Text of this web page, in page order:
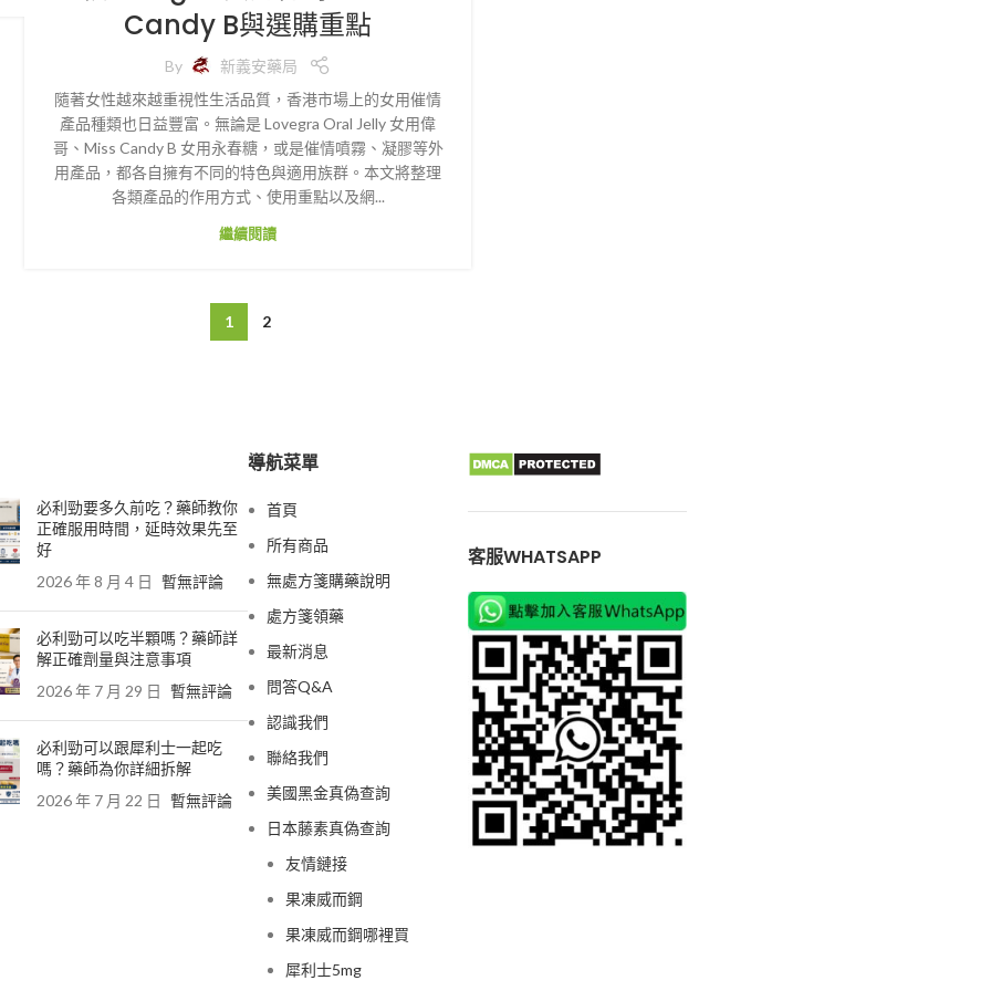
Candy B與選購重點
By
新義安藥局
隨著女性越來越重視性生活品質，香港市場上的女用催情
產品種類也日益豐富。無論是 Lovegra Oral Jelly 女用偉
哥、Miss Candy B 女用永春糖，或是催情噴霧、凝膠等外
用產品，都各自擁有不同的特色與適用族群。本文將整理
各類產品的作用方式、使用重點以及網...
繼續閱讀
1 2
必利勁要多久前吃？藥師教你
正確服用時間，延時效果先至
好
2026 年 8 月 4 日 暫無評論
必利勁可以吃半顆嗎？藥師詳
解正確劑量與注意事項
2026 年 7 月 29 日 暫無評論
必利勁可以跟犀利士一起吃
嗎？藥師為你詳細拆解
2026 年 7 月 22 日 暫無評論
導航菜單
首頁
所有商品
無處方箋購藥說明
處方箋領藥
最新消息
問答Q&A
認識我們
聯絡我們
美國黑金真偽查詢
日本藤素真偽查詢
友情鏈接
果凍威而鋼
果凍威而鋼哪裡買
犀利士5mg
客服WHATSAPP